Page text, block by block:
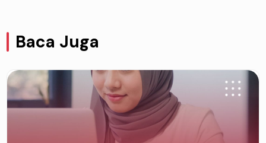
Baca Juga